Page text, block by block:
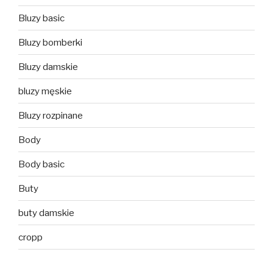
Bluzy basic
Bluzy bomberki
Bluzy damskie
bluzy męskie
Bluzy rozpinane
Body
Body basic
Buty
buty damskie
cropp